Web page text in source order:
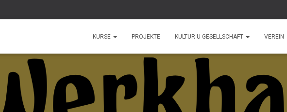
KURSE PROJEKTE KULTUR U GESELLSCHAFT VEREIN